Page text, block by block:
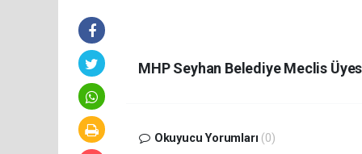
MHP Seyhan Belediye Meclis
Okuyucu Yorumları (0)